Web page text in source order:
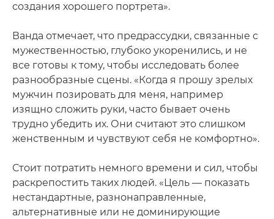
создания хорошего портрета».
Ванда отмечает, что предрассудки, связанные с
мужественностью, глубоко укоренились, и не
все готовы к тому, чтобы исследовать более
разнообразные сцены. «Когда я прошу зрелых
мужчин позировать для меня, например
изящно сложить руки, часто бывает очень
трудно убедить их. Они считают это слишком
женственным и чувствуют себя не комфортно».
Стоит потратить немного времени и сил, чтобы
раскрепостить таких людей. «Цель — показать
нестандартные, разнонаправленные,
альтернативные или не доминирующие